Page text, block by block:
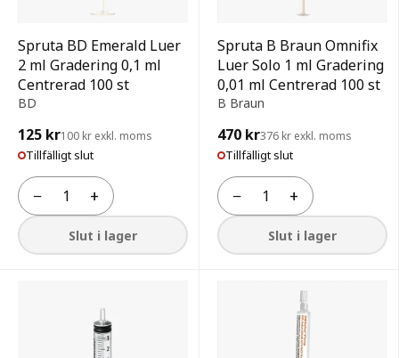
Spruta BD Emerald Luer
2 ml Gradering 0,1 ml
Centrerad 100 st
BD
125 kr100 kr exkl. moms
Tillfälligt slut
−
Antal +
Slut i lager
Spruta B Braun Omnifix
Luer Solo 1 ml Gradering
0,01 ml Centrerad 100 st
B Braun
470 kr376 kr exkl. moms
Tillfälligt slut
−
Antal +
Slut i lager